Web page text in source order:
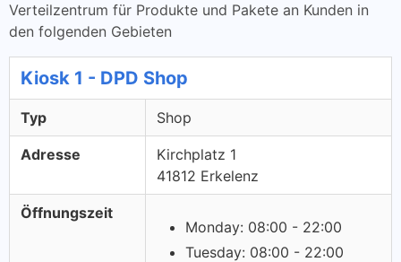
Verteilzentrum für Produkte und Pakete an Kunden in
den folgenden Gebieten
Kiosk 1 - DPD Shop
Typ Shop
Adresse
Kirchplatz 1
41812 Erkelenz
Öffnungszeit
Monday: 08:00 - 22:00
Tuesday: 08:00 - 22:00